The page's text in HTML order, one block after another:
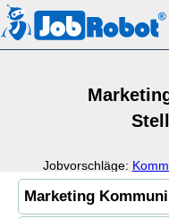
Jobvorschläge: